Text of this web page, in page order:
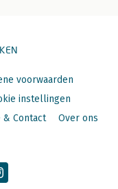
voorwaarden
instellingen
& Contact Over ons